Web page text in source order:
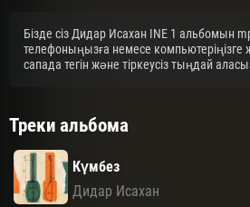
Бізде сіз Дидар Исахан INE 1 альбомын
телефоныңызға немесе компьютеріңізге
сапада тегін және тіркеусіз тыңдай
Треки альбома
Күмбез
Дидар Исахан